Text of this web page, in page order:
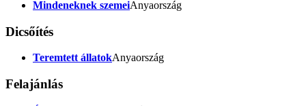
Mindeneknek szemeiAnyaország
Dicsőítés
Teremtett állatokAnyaország
Felajánlás